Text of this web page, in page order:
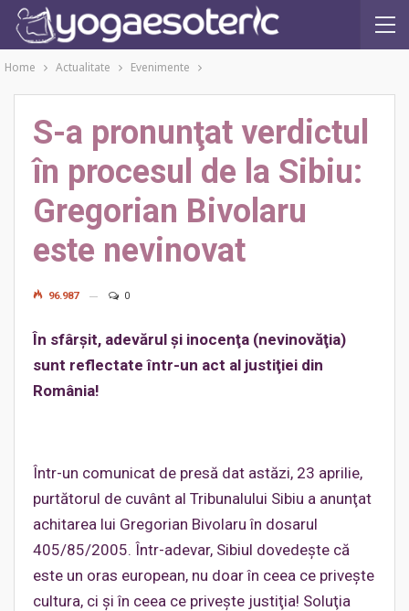
Home Actualitate Evenimente
S-a pronunţat verdictul
în procesul de la Sibiu:
Gregorian Bivolaru
este nevinovat
96.987 0
În sfârşit, adevărul şi inocenţa (nevinovăţia)
sunt reflectate într-un act al justiţiei din
România!
Într-un comunicat de presă dat astăzi, 23 aprilie,
purtătorul de cuvânt al Tribunalului Sibiu a anunţat
achitarea lui Gregorian Bivolaru în dosarul
405/85/2005. Într-adevar, Sibiul dovedeşte că
este un oras european, nu doar în ceea ce priveşte
cultura, ci şi în ceea ce priveşte justiţia! Soluţia